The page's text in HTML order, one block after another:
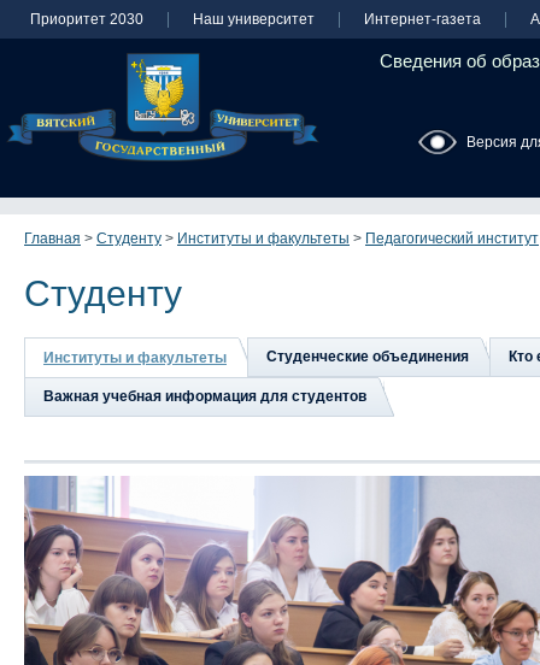
Приоритет 2030 Наш университет Интернет-газета
Сведения об
Версия
Главная > Студенту > Институты и факультеты > Педагогический институт
Студенту
Институты и факультеты Студенческие объединения Кто
Важная учебная информация для студентов